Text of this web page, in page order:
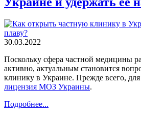
30.03.2022
Поскольку сфера частной медицины
активно, актуальным становится
клинику в Украине. Прежде всего, для
лицензия МОЗ Украины.
Подробнее...